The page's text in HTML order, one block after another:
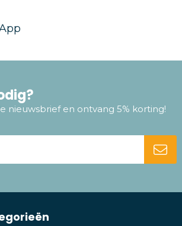
nieuwsbrief en ontvang 5% korting!